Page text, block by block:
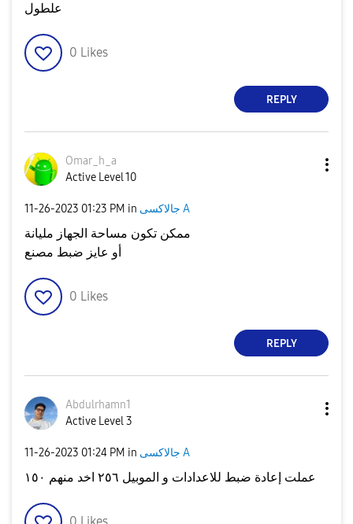
علطول
0 Likes
REPLY
Omar_h_a
Active Level 10
‎11-26-2023 01:23 PM in جالاكسى A
ممكن تكون مساحة الجهاز مليانة
أو عايز ضبط مصنع
0 Likes
REPLY
Abdulrhamn1
Active Level 3
‎11-26-2023 01:24 PM in جالاكسى A
عملت إعادة ضبط للاعدادات و الموبيل ٢٥٦ اخد منهم ١٥٠